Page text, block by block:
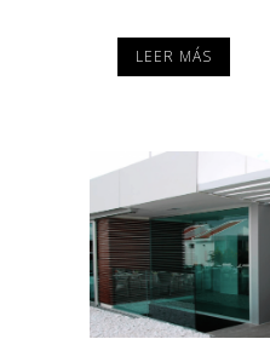
LEER MÁS